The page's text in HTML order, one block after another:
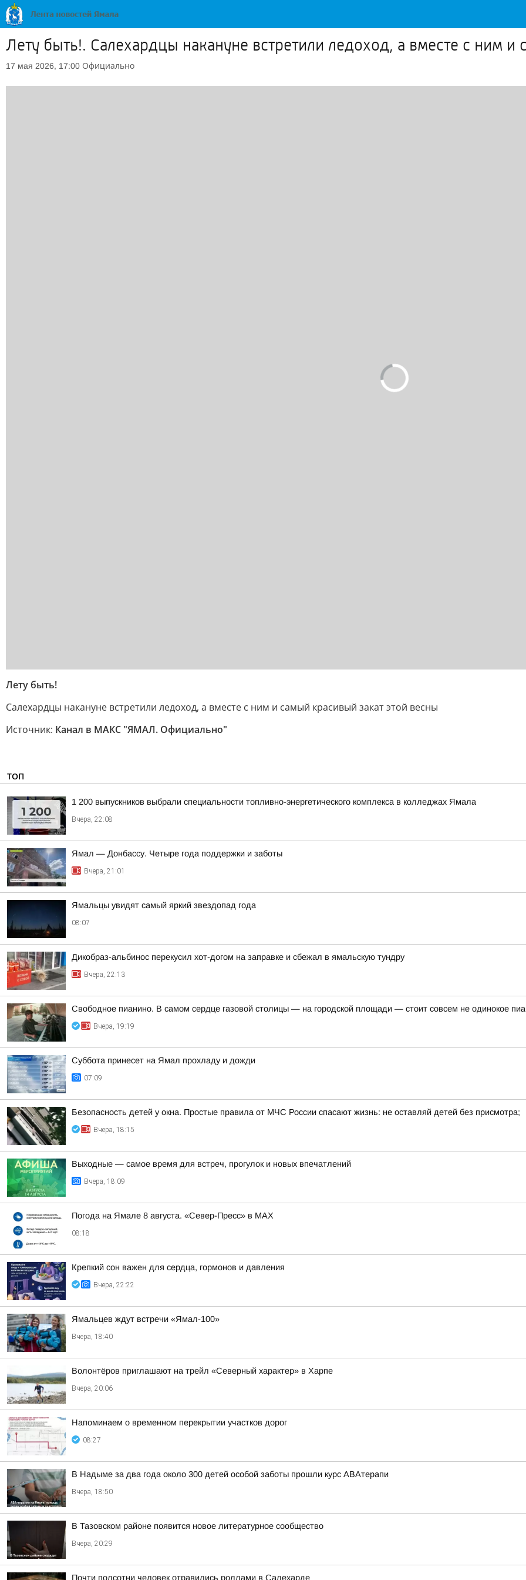
Лету быть!. Салехардцы накануне встретили ледоход, а вместе с ним и
17 мая 2026, 17:00 Официально
Лету быть!
Салехардцы накануне встретили ледоход, а вместе с ним и самый красивый закат этой весны
Источник: Канал в МАКС "ЯМАЛ. Официально"
ТОП
1 200 выпускников выбрали специальности топливно-энергетического комплекса в колледжах Ямала
Вчера, 22:08
Ямал — Донбассу. Четыре года поддержки и заботы
Вчера, 21:01
Ямальцы увидят самый яркий звездопад года
08:07
Дикобраз-альбинос перекусил хот-догом на заправке и сбежал в ямальскую тундру
Вчера, 22:13
Свободное пианино. В самом сердце газовой столицы — на городской площади — стоит совсем не одинокое
Вчера, 19:19
Суббота принесет на Ямал прохладу и дожди
07:09
Безопасность детей у окна. Простые правила от МЧС России спасают жизнь: не оставляй детей без присмотра;
Вчера, 18:15
Выходные — самое время для встреч, прогулок и новых впечатлений
Вчера, 18:09
Погода на Ямале 8 августа. «Север-Пресс» в MAX
08:18
Крепкий сон важен для сердца, гормонов и давления
Вчера, 22:22
Ямальцев ждут встречи «Ямал-100»
Вчера, 18:40
Волонтёров приглашают на трейл «Северный характер» в Харпе
Вчера, 20:06
Напоминаем о временном перекрытии участков дорог
08:27
В Надыме за два года около 300 детей особой заботы прошли курс АВАтерапи
Вчера, 18:50
В Тазовском районе появится новое литературное сообщество
Вчера, 20:29
Почти полсотни человек отравились роллами в Салехарде